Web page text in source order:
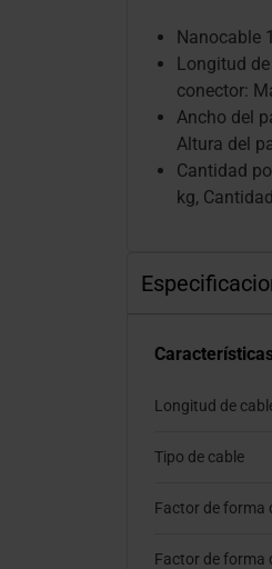
Nanocable
Longitud de
conector:
Ancho del
Altura del
Cantidad
kg,
Longitud de
Tipo de cable
Factor de forma
Factor de forma